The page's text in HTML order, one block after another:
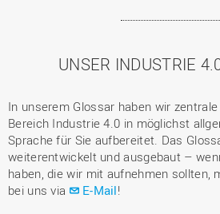
UNSER INDUSTRIE
In unserem Glossar haben wir
Bereich Industrie 4.0 in möglichst
Sprache für Sie aufbereitet. Das
weiterentwickelt und ausgebaut –
haben, die wir mit aufnehmen sollten,
bei uns via
E-Mail!